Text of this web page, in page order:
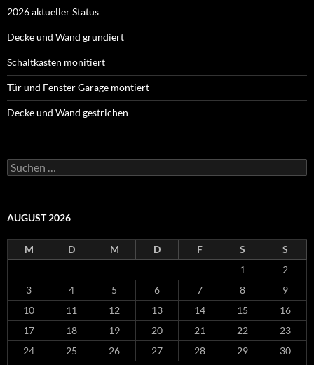
2026 aktueller Status
Decke und Wand grundiert
Schaltkasten monitiert
Tür und Fenster Garage montiert
Decke und Wand gestrichen
Suche
nach:
AUGUST 2026
M D M D F S
S
1
2
3
4 5 6 7 8
9
10
11 12 13 14 15
16
17
18 19 20 21 22
23
24
25 26 27 28 29
30